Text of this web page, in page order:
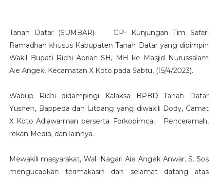
Tanah Datar (SUMBAR) GP- Kunjungan Tim Safari
Ramadhan khusus Kabupaten Tanah Datar yang dipimpin
Wakil Bupati Richi Aprian SH, MH ke Masjid Nurussalam
Aie Angek, Kecamatan X Koto pada Sabtu, (15/4/2023).
Wabup Richi didampingi Kalaksa BPBD Tanah Datar
Yusnen, Bappeda dan Litbang yang diwakili Dody, Camat
X Koto Adiawarman berserta Forkopimca, Penceramah,
rekan Media, dan lainnya.
Mewakili masyarakat, Wali Nagari Aie Angek Anwar, S. Sos
mengucapkan terimakasih dan selamat datang atas